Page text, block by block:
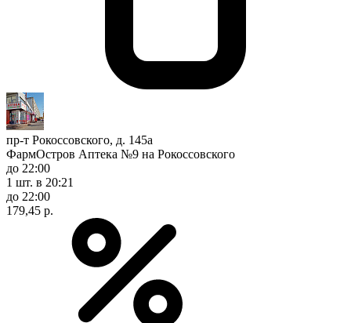
пр-т Рокоссовского, д. 145а
ФармОстров Аптека №9 на Рокоссовского
до 22:00
1 шт. в 20:21
до 22:00
179,45 р.